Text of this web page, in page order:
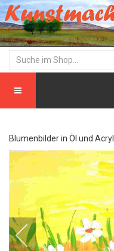
Blumenbilder in Öl und Acryl.